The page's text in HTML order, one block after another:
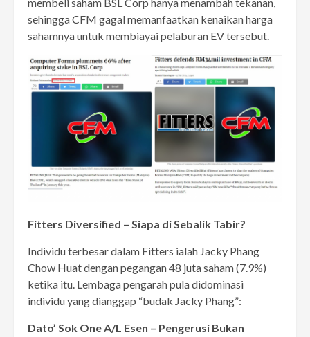
sehingga CFM gagal memanfaatkan kenaikan harga
sahamnya untuk membiayai pelaburan EV tersebut.
Fitters Diversified – Siapa di Sebalik Tabir?
Individu terbesar dalam Fitters ialah Jacky Phang
Chow Huat dengan pegangan 48 juta saham (7.9%)
ketika itu. Lembaga pengarah pula didominasi
individu yang dianggap “budak Jacky Phang”:
Dato’ Sok One A/L Esen – Pengerusi Bukan